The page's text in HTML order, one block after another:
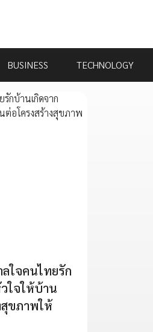
BUSINESS TECHNOLOGY
ใจคนไทยรัก
ใจให้บ้าน
สุขภาพให้